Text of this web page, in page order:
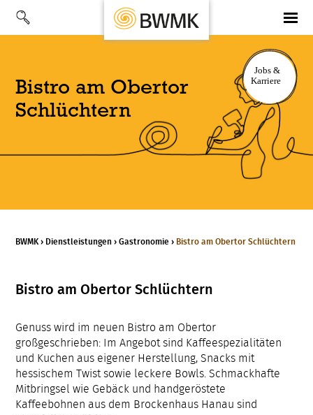
Bistro am Obertor
Schlüchtern
BWMK › Dienstl­eistungen ›Gastronomie › Bistro am Obertor Schlüchtern
Bistro am Obertor Schlüchtern
Genuss wird im neuen Bistro am Obertor
großgeschrieben: Im Angebot sind Kaffeespezialitäten
und Kuchen aus eigener Herstellung, Snacks mit
hessischem Twist sowie leckere Bowls. Schmackhafte
Mitbringsel wie Gebäck und handgeröstete
Kaffeebohnen aus dem Brockenhaus Hanau sind